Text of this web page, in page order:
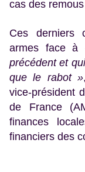
cas des
Ces derniers
armes face à
précédent et
que le rabot »
vice-président
de France
finances
financiers des